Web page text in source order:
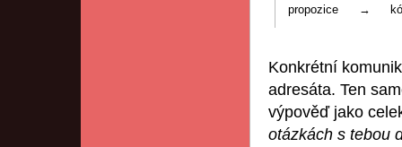
propozice
→
Konkrétní
adresáta. Ten
výpověď jako
otázkách s tebou